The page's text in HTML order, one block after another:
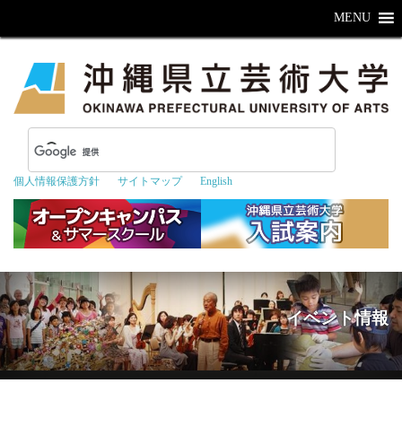
個人情報保護方針 サイトマップ English
MENU
イベント情報